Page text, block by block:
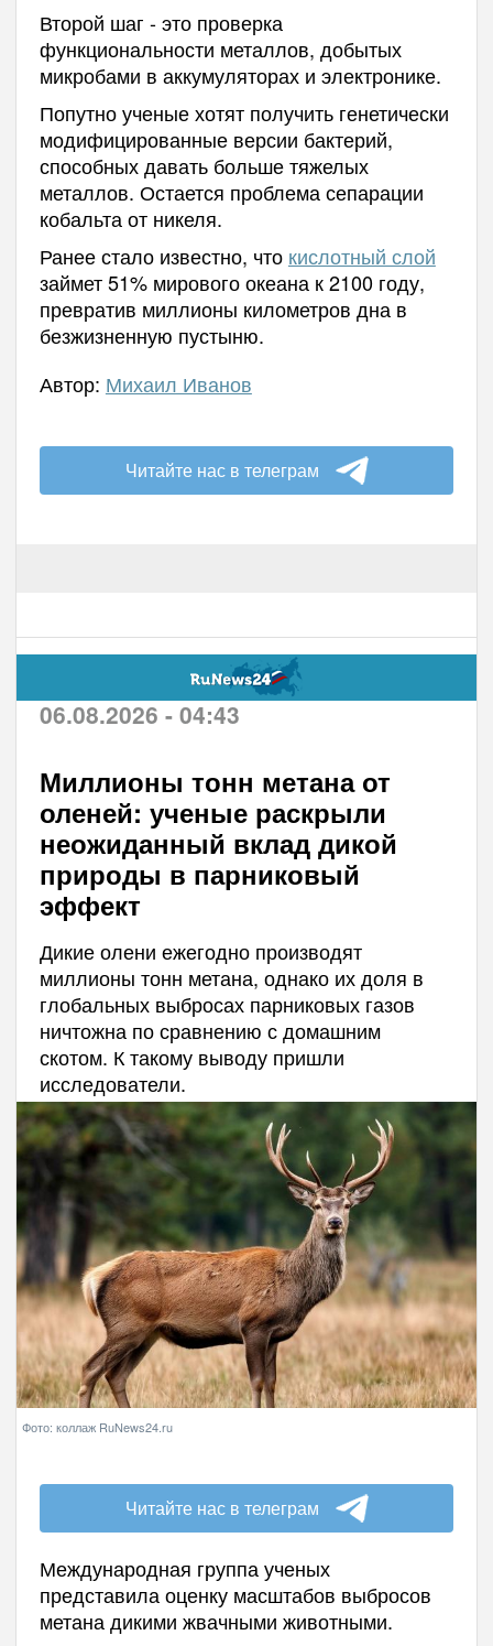
Второй шаг - это проверка
функциональности металлов, добытых
микробами в аккумуляторах и электронике.
Попутно ученые хотят получить генетически
модифицированные версии бактерий,
способных давать больше тяжелых
металлов. Остается проблема сепарации
кобальта от никеля.
Ранее стало известно, что кислотный слой
займет 51% мирового океана к 2100 году,
превратив миллионы километров дна в
безжизненную пустыню.
Автор: Михаил Иванов
Читайте нас в телеграм
06.08.2026 - 04:43
Миллионы тонн метана от
оленей: ученые раскрыли
неожиданный вклад дикой
природы в парниковый
эффект
Дикие олени ежегодно производят
миллионы тонн метана, однако их доля в
глобальных выбросах парниковых газов
ничтожна по сравнению с домашним
скотом. К такому выводу пришли
исследователи.
Фото: коллаж RuNews24.ru
Читайте нас в телеграм
Международная группа ученых
представила оценку масштабов выбросов
метана дикими жвачными животными.